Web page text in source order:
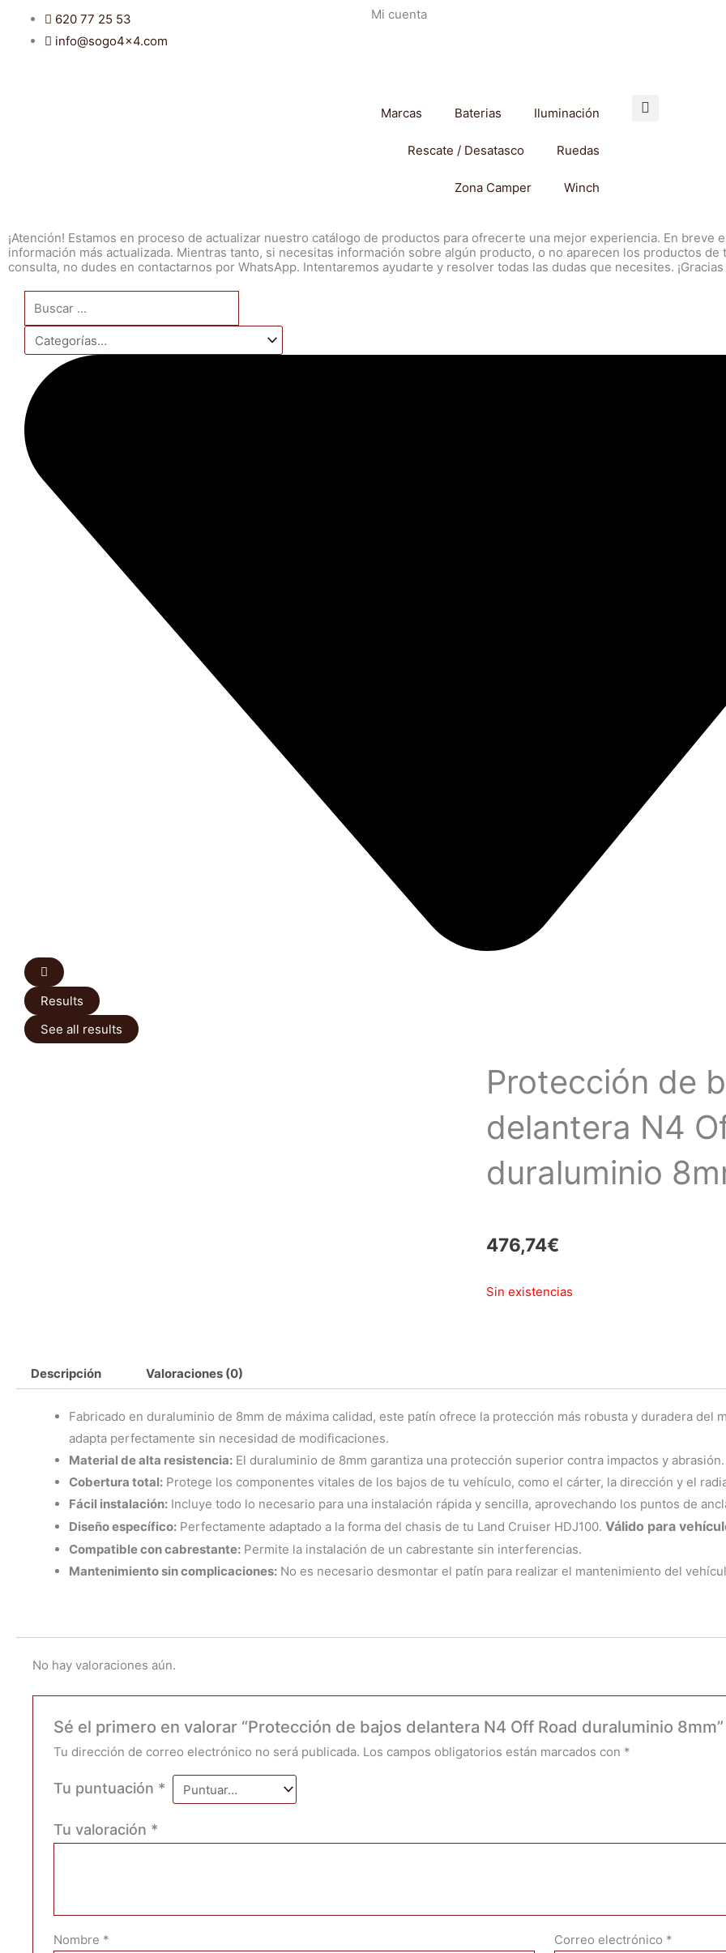
620 77 25 53
info@sogo4x4.com
Mi cuenta
Marcas Baterias Iluminación
Rescate / Desatasco Ruedas
Zona Camper Winch
¡Atención! Estamos en proceso de actualizar nuestro catálogo de productos para ofrecerte una mejor experiencia. En breve
información más actualizada. Mientras tanto, si necesitas información sobre algún producto, o no aparecen los productos de
consulta, no dudes en contactarnos por WhatsApp. Intentaremos ayudarte y resolver todas las dudas que necesites.
Search
...
Results
See all results
Protección de
delantera N4
duraluminio
476,74€
Sin existencias
Descripción Valoraciones (0)
Fabricado en duraluminio de 8mm de máxima calidad, este patín ofrece la protección más robusta y duradera del
adapta perfectamente sin necesidad de modificaciones.
Material de alta resistencia: El duraluminio de 8mm garantiza una protección superior contra impactos y abrasión.
Cobertura total: Protege los componentes vitales de los bajos de tu vehículo, como el cárter, la dirección y el
Fácil instalación: Incluye todo lo necesario para una instalación rápida y sencilla, aprovechando los puntos de
Diseño específico: Perfectamente adaptado a la forma del chasis de tu Land Cruiser HDJ100. Válido para
Compatible con cabrestante: Permite la instalación de un cabrestante sin interferencias.
Mantenimiento sin complicaciones: No es necesario desmontar el patín para realizar el mantenimiento del
No hay valoraciones aún.
Sé el primero en valorar “Protección de bajos delantera N4 Off Road duraluminio 8mm”
Tu dirección de correo electrónico no será publicada. Los campos obligatorios están marcados con *
Tu puntuación *
Tu valoración *
Nombre * Correo electrónico *